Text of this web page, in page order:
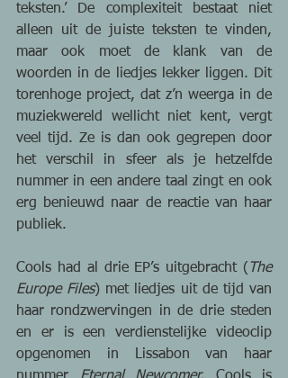
teksten.’ De complexiteit bestaat niet
alleen uit de juiste teksten te vinden,
maar ook moet de klank van de
woorden in de liedjes lekker liggen. Dit
torenhoge project, dat z’n weerga in de
muziekwereld wellicht niet kent, vergt
veel tijd. Ze is dan ook gegrepen door
het verschil in sfeer als je hetzelfde
nummer in een andere taal zingt en ook
erg benieuwd naar de reactie van haar
publiek.
Cools had al drie EP’s uitgebracht ( The
Europe Files) met liedjes uit de tijd van
haar rondzwervingen in de drie steden
en er is een verdienstelijke videoclip
opgenomen in Lissabon van haar